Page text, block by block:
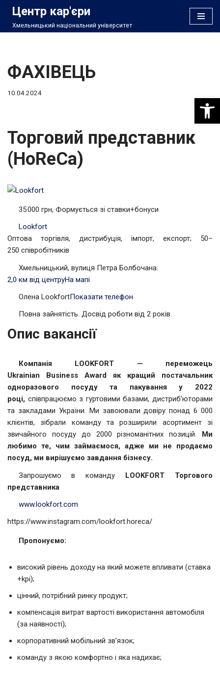
Перейти
Центр кар'єри
Хмельницький національний університет
ФАХІВЕЦЬ
10.04.2024
Торговий представник
(HoReCa)
35 000 грн, Формується зі ставки+бонуси
Lookfort
Оптова торгівля, дистрибуція, імпорт, експорт; 50–
250 співробітників
Хмельницький, вулиця Петра Болбочана.
2,0 км від центруНа мапі
Олена LookfortПоказати телефон
Повна зайнятість. Досвід роботи від 2 років.
Опис вакансії
Компанія LOOKFORT — переможець
Ukrainian
Business Award як
кращий постачальник
одноразового посуду та
пакування у
2022
році, співпрацюємо з гуртовими базами, дистриб’юторами
та закладами України. Ми завоювали довіру понад 6 000
клієнтів, зібрали команду та розширили асортимент зі
звичайного посуду до 2000 різноманітних позицій. Ми
любимо те, чим займаємося, адже ми не продаємо
посуд, ми вирішуємо завдання бізнесу.
Запрошуємо в команду LOOKFORT Торгового
представника
www.lookfort.com
https://www.instagram.com/lookfort.horeca/
Пропонуємо:
високий рівень доходу на який можете впливати (ставка
+kpi);
цінний, потрібний ринку продукт;
компенсація витрат вартості використання автомобіля
(за наявності);
корпоративний мобільний зв’язок;
команду з якою комфортно і яка надихає;